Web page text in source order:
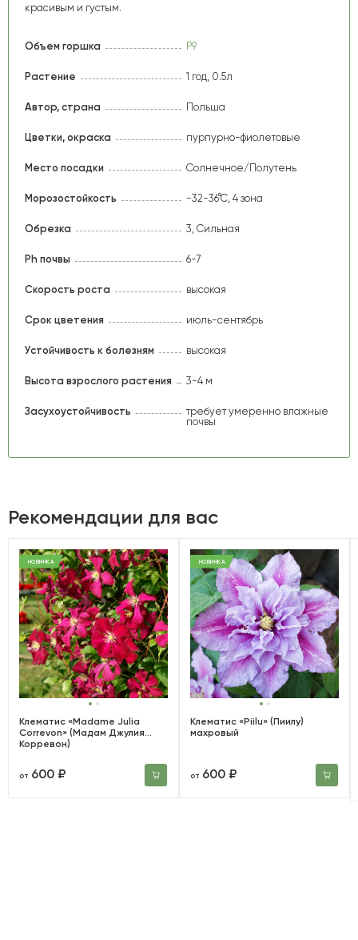
красивым и густым.
Объем горшка Р9
Растение 1 год, 0.5л
Автор, страна Польша
Цветки, окраска пурпурно-фиолетовые
Место посадки Солнечное/Полутень
Морозостойкость -32-36°С, 4 зона
Обрезка 3, Сильная
Ph почвы 6-7
Скорость роста высокая
Срок цветения июль-сентябрь
Устойчивость к болезням высокая
Высота взрослого растения 3-4 м
Засухоустойчивость
требует умеренно влажные
почвы
Рекомендации для вас
НОВИНКА
Клематис «Madame Julia
Correvon» (Мадам Джулия
Корревон)
от 600 ₽
НОВИНКА
Клематис «Piilu» (Пиилу)
махровый
от 600 ₽